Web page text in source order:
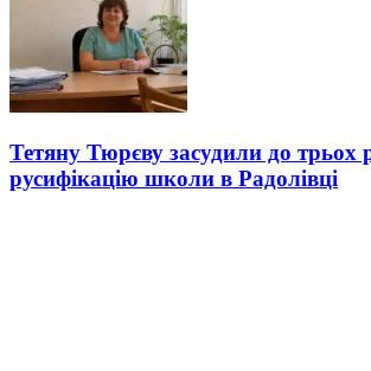
Тетяну Тюрєву засудили до трьох
русифікацію школи в Радолівці